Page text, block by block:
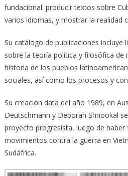
fundacional: producir textos sobre
varios idiomas, y mostrar la realidad
Su catálogo de publicaciones incluye
sobre la teoría política y filosófica de
historia de los pueblos
sociales, así como los procesos y
Su creación data del año 1989, en
Deutschmann y Deborah Shnookal
proyecto progresista, luego de
movimientos contra la guerra en
Sudáfrica.